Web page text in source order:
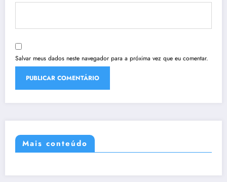
Salvar meus dados neste navegador para a próxima vez que eu comentar.
Mais conteúdo